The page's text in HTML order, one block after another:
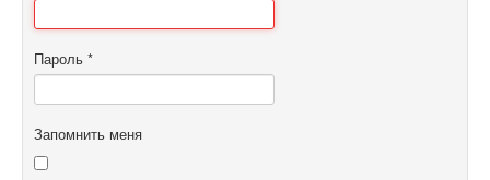
Пароль *
Запомнить меня